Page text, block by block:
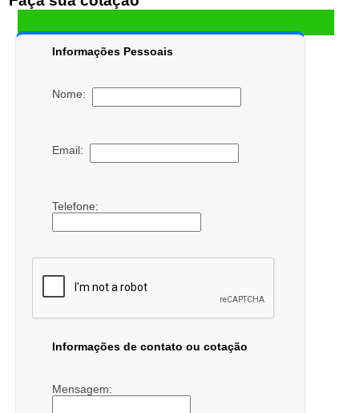
Informações Pessoais
Nome:
Email:
Telefone:
Informações de contato ou cotação
Mensagem: